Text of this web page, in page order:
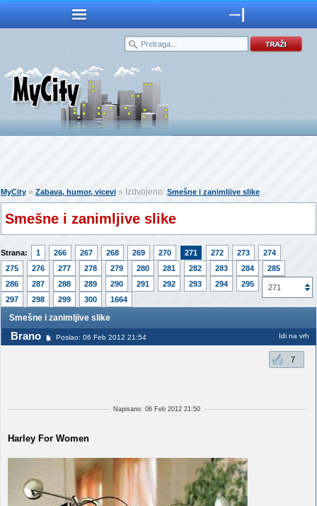
MyCity » Zabava, humor, vicevi » Izdvojeno: Smešne i zanimljive slike
Smešne i zanimljive slike
Strana: 1 266 267 268 269 270 271 272 273
274
275
276 277 278 279 280 281 282 283 284
285
286
287 288 289 290 291 292 293 294 295
296
297
298 299 300 1664
271
Smešne i zanimljive slike
Brano Poslao: 06 Feb 2012 21:54 Idi na vrh
7
Napisano: 06 Feb 2012 21:50
Harley For Women